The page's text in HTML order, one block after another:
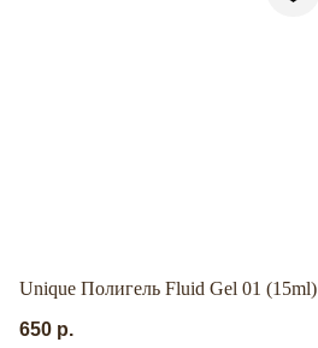
Unique Полигель Fluid Gel 01 (15ml)
650 р.